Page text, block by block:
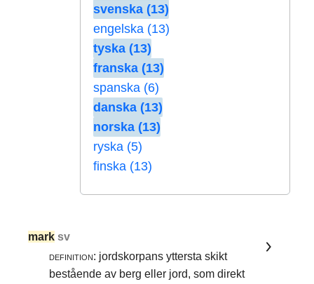
svenska (13)
engelska (13)
tyska (13)
franska (13)
spanska (6)
danska (13)
norska (13)
ryska (5)
finska (13)
mark sv
definition: jordskorpans yttersta skikt
bestående av berg eller jord, som direkt